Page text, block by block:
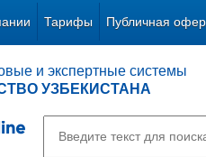
Тарифы Публичная
и экспертные системы
УЗБЕКИСТАНА